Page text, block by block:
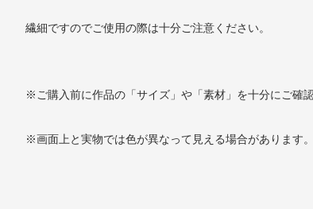
繊細ですのでご使用の際は十分ご注意ください。
※ご購入前に作品の「サイズ」や「素材」を十分にご確
※画面上と実物では色が異なって見える場合があります